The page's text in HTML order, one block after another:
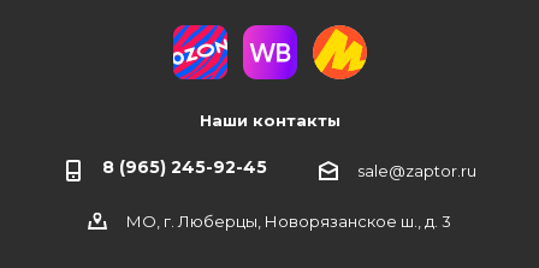
Наши контакты
8 (965) 245-92-45 sale@zaptor.ru
МО, г. Люберцы, Новорязанское ш., д. 3